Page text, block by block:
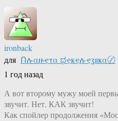
ironback
для Ոሉαዙҿτα ಭҿҝҿሉҿʓяҝα〄
1 год назад
А вот второму мужу моей
звучит. Нет, КАК звучит!
Как спойлер продолжения